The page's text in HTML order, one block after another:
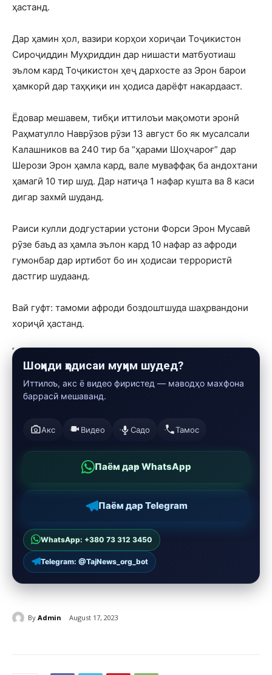
ҳастанд.
Дар ҳамин ҳол, вазири корҳои хориҷаи Тоҷикистон
Сироҷиддин Муҳриддин дар нишасти матбуотиаш
эълом кард Тоҷикистон ҳеҷ дархосте аз Эрон барои
ҳамкорӣ дар таҳқиқи ин ҳодиса дарёфт накардааст.
Ёдовар мешавем, тибқи иттилоъи мақомоти эронӣ
Раҳматулло Наврӯзов рӯзи 13 август бо як мусалсали
Калашников ва 240 тир ба “ҳарами Шоҳчароғ” дар
Шерози Эрон ҳамла кард, вале муваффақ ба андохтани
ҳамагӣ 10 тир шуд. Дар натиҷа 1 нафар кушта ва 8 каси
дигар захмӣ шуданд.
Раиси кулли додгустарии устони Форси Эрон Мусавӣ
рӯзе баъд аз ҳамла эълон кард 10 нафар аз афроди
гумонбар дар иртибот бо ин ҳодисаи террористӣ
дастгир шудаанд.
Вай гуфт: тамоми афроди боздоштшуда шаҳрвандони
хориҷӣ ҳастанд.
Шоҳиди ҳодисаи муҳим шудед?
Иттилоъ, акс ё видео фиристед — маводҳо махфона
баррасӣ мешаванд.
Акс Видео Садо Тамос
Паём дар WhatsApp
Паём дар Telegram
WhatsApp: +380 73 312 3450
Telegram: @TajNews_org_bot
By Admin August 17, 2023